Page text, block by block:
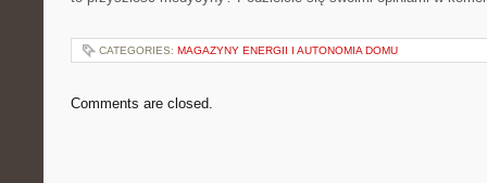
CATEGORIES: MAGAZYNY ENERGII I AUTONOMIA DOMU
Comments are closed.